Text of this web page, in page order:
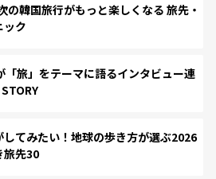
韓国旅行がもっと楽しくなる 旅先・
ック
「旅」をテーマに語るインタビュー連
てみたい！地球の歩き方が選ぶ2026
旅先30